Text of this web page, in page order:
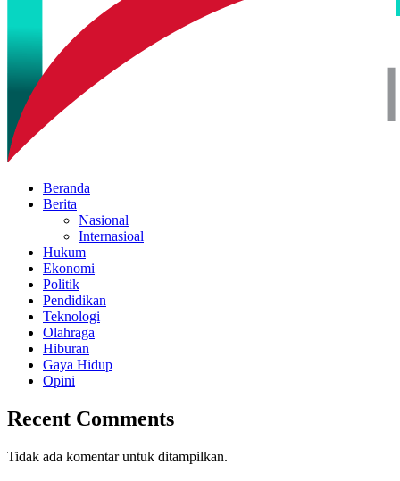
Beranda
Berita
Nasional
Internasioal
Hukum
Ekonomi
Politik
Pendidikan
Teknologi
Olahraga
Hiburan
Gaya Hidup
Opini
Recent Comments
Tidak ada komentar untuk ditampilkan.